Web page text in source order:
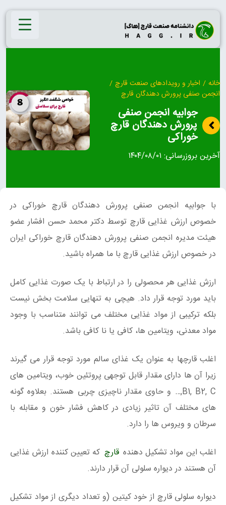
Skip
content
خانه / اخبار و رویدادهای صنعت قارچ /
انجمن صنفی پرورش دهندگان قارچ
جوابیه انجمن صنفی
پرورش دهندگان قارچ
خوراکی
آخرین بروزرسانی: ۱۴۰۴/۰۸/۰۱
با جوابیه انجمن صنفی پرورش دهندگان قارچ خوراکی در
خصوص ارزش غذایی قارچ توسط دکتر محمد حسن افشار عضو
هیئت مدیره انجمن صنفی پرورش دهندگان قارچ خوراکی ایران
در خصوص ارزش غذایی قارچ با ما همراه باشید.
ارزش غذایی هر محصولی را در ارتباط با یک صورت غذایی کامل
باید مورد توجه قرار داد. هیچی به تنهایی سلامت بخش نیست
بلکه ترکیبی از مواد غذایی مختلف می توانند متناسب با وجود
مواد معدنی، ویتامین ها، کافی یا نا کافی باشد.
اغلب قارچها به عنوان یک غذای سالم مورد توجه قرار می گیرند
زیرا آن ها دارای مقدار قابل توجهی پروتئین خوب، ویتامین های
B1, B2, C,… و حاوی مقدار ناچیزی چربی هستند. بعلاوه گونه
های مختلف آن تاثیر زیادی در کاهش فشار خون و مقابله با
سرطان و ویروس ها را دارد.
اغلب این مواد تشکیل دهنده قارچ که تعیین کننده ارزش غذایی
آن هستند در دیواره سلولی آن قرار دارند.
دیواره سلولی قارچ از خود کیتین (و تعداد دیگری از مواد تشکیل